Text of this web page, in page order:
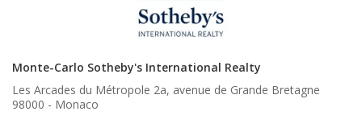
Monte-Carlo Sotheby's International Realty
Les Arcades du Métropole 2a, avenue de Grande Bretagne
98000 - Monaco